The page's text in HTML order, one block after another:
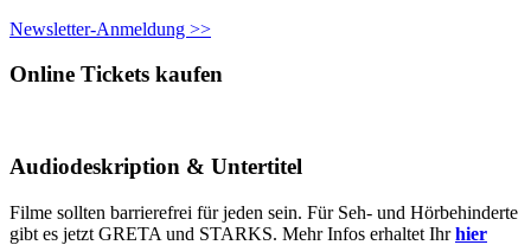
Newsletter-Anmeldung >>
Online Tickets kaufen
Audiodeskription & Untertitel
Filme sollten barrierefrei für jeden sein. Für Seh- und Hörbehinderte
gibt es jetzt GRETA und STARKS. Mehr Infos erhaltet Ihrhier